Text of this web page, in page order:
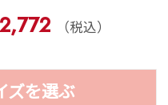
（税込）
ズを選ぶ